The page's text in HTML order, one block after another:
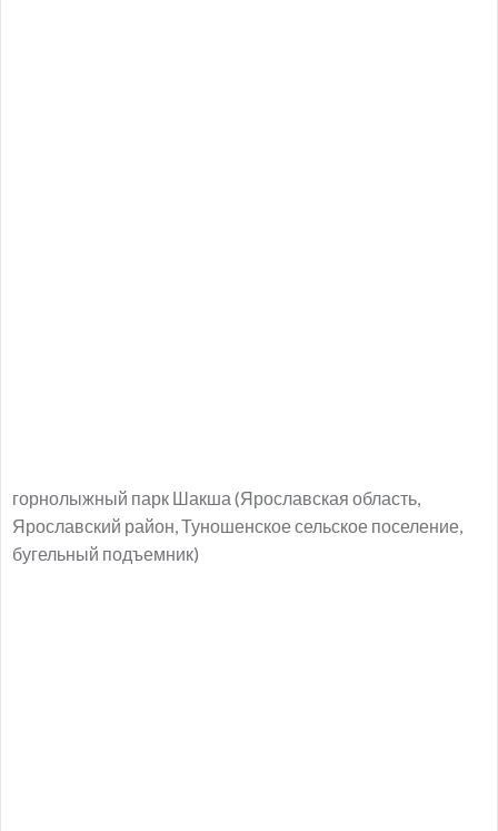
горнолыжный парк Шакша (Ярославская область,
Ярославский район, Туношенское сельское поселение,
бугельный подъемник)